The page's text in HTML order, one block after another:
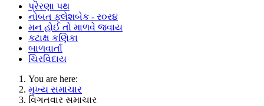
પ્રેરણા પથ
નોબત ફ્લેશબેક - ર૦ર૪
મન હોઈ તો માળવે જવાય
કટાક્ષ કણિકા
બાળવાર્તા
ચિરવિદાય
You are here:
મુખ્ય સમાચાર
વિગતવાર સમાચાર